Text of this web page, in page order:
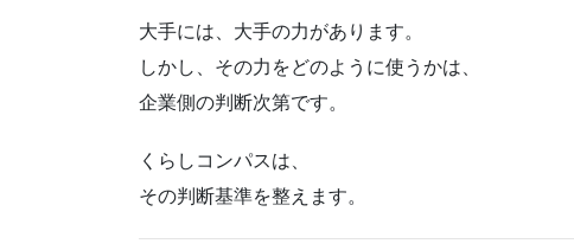
大手には、大手の力があります。
しかし、その力をどのように使うかは、
企業側の判断次第です。
くらしコンパスは、
その判断基準を整えます。